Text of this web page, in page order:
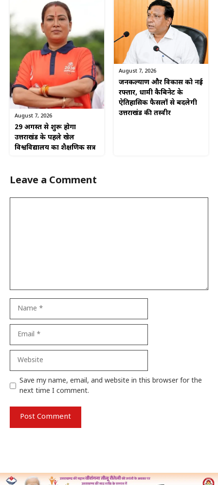
August 7, 2026
29 अगस्त से शुरू होगा
उत्तराखंड के पहले खेल
विश्वविद्यालय का शैक्षणिक सत्र
August 7, 2026
जनकल्याण और विकास को नई
रफ्तार, धामी कैबिनेट के
ऐतिहासिक फैसलों से बदलेगी
उत्तराखंड की तस्वीर
Leave a Comment
Save my name, email, and website in this browser for the
next time I comment.